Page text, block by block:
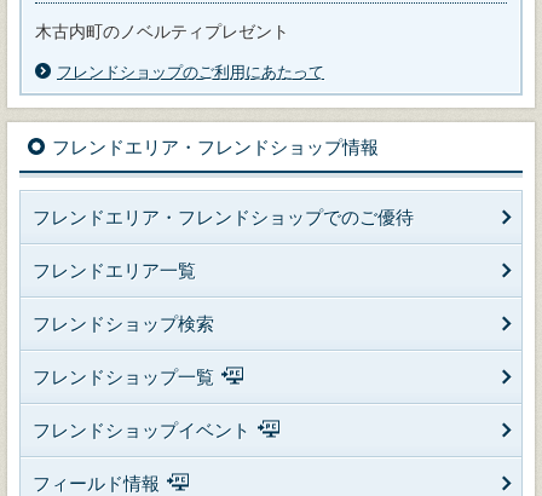
木古内町のノベルティプレゼント
フレンドショップのご利用にあたって
フレンドエリア・フレンドショップ情報
フレンドエリア・フレンドショップでのご優待
フレンドエリア一覧
フレンドショップ検索
フレンドショップ一覧
フレンドショップイベント
フィールド情報